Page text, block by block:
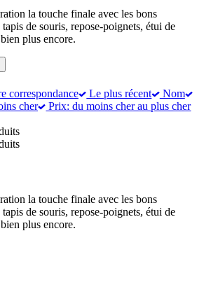
la touche finale avec les bons
de souris, repose-poignets, étui de
plus encore.
correspondance Le plus récent
Nom
cher
Prix: du moins cher au plus cher
la touche finale avec les bons
de souris, repose-poignets, étui de
plus encore.